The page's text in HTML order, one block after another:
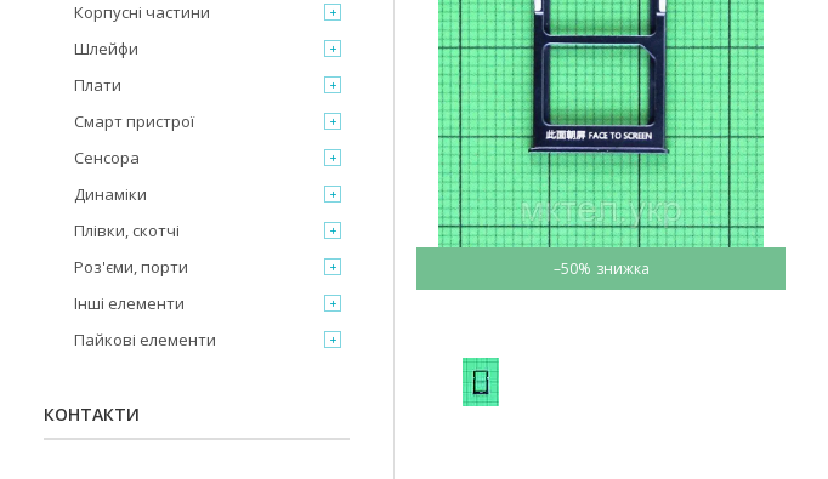
–50%
Корпусні частини
Шлейфи
Плати
Смарт пристрої
Сенсора
Динаміки
Плівки, скотчі
Роз'єми, порти
Інші елементи
Пайкові елементи
КОНТАКТИ